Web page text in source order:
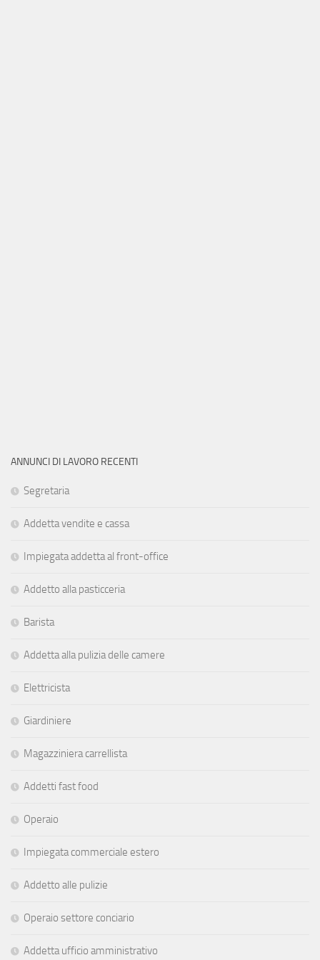
ANNUNCI DI LAVORO RECENTI
Segretaria
Addetta vendite e cassa
Impiegata addetta al front-office
Addetto alla pasticceria
Barista
Addetta alla pulizia delle camere
Elettricista
Giardiniere
Magazziniera carrellista
Addetti fast food
Operaio
Impiegata commerciale estero
Addetto alle pulizie
Operaio settore conciario
Addetta ufficio amministrativo